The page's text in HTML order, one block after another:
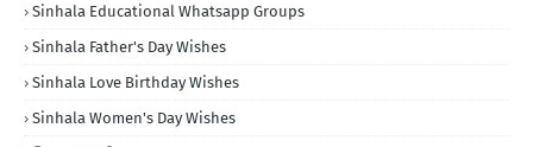
Sinhala Educational Whatsapp Groups
Sinhala Father's Day Wishes
Sinhala Love Birthday Wishes
Sinhala Women's Day Wishes